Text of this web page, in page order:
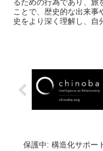
るための行為であり、旅
ことで、歴史的な出来事
史をより深く理解し、自
保護中: 構造化サポー